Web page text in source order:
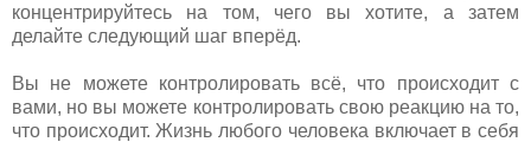
концентрируйтесь на том, чего вы хотите, а затем
делайте следующий шаг вперёд.
Вы не можете контролировать всё, что происходит с
вами, но вы можете контролировать свою реакцию на то,
что происходит. Жизнь любого человека включает в себя